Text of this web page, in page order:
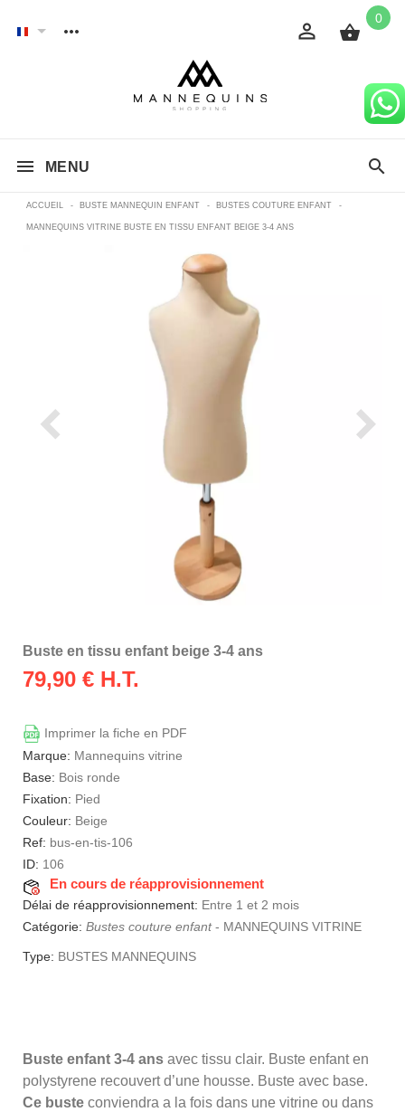
0
MENU
ACCUEIL - BUSTE MANNEQUIN ENFANT - BUSTES COUTURE ENFANT -
MANNEQUINS VITRINE BUSTE EN TISSU ENFANT BEIGE 3-4 ANS
Buste en tissu enfant beige 3-4 ans
79,90 € H.T.
Imprimer la fiche en PDF
Marque: Mannequins vitrine
Base: Bois ronde
Fixation: Pied
Couleur: Beige
Ref: bus-en-tis-106
ID: 106
En cours de réapprovisionnement
Délai de réapprovisionnement: Entre 1 et 2 mois
Catégorie: Bustes couture enfant- MANNEQUINS VITRINE
Type: BUSTES MANNEQUINS
Buste enfant 3-4 ans avec tissu clair. Buste enfant en
polystyrene recouvert d’une housse. Buste avec base.
Ce buste conviendra a la fois dans une vitrine ou dans